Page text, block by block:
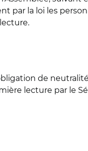
par la loi les
de
lecture par le